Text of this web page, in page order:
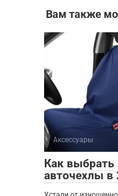
Вам также
Аксессуары
Как
авточехлы в